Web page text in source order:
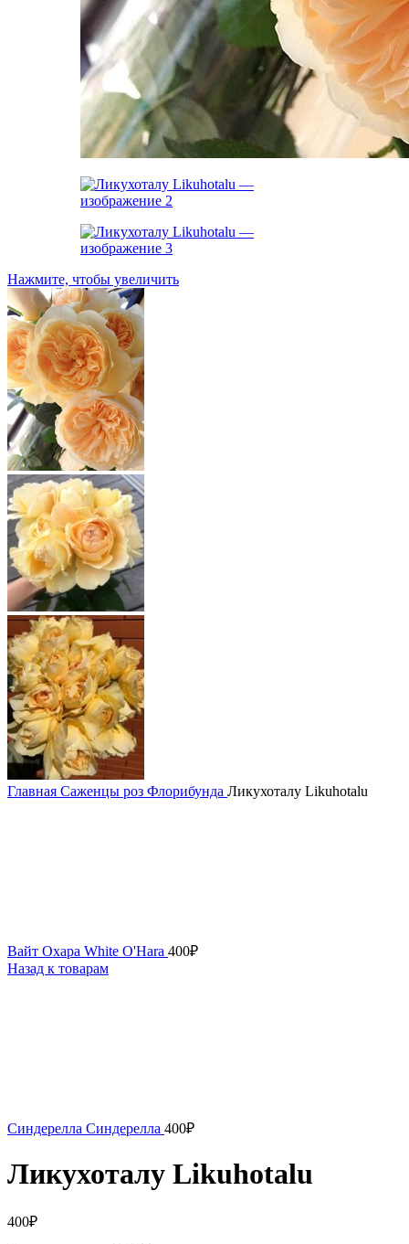
Нажмите, чтобы увеличить
Главная Саженцы роз Флорибунда Ликухоталу Likuhotalu
Вайт Охара White O'Hara 400₽
Назад к товарам
Синдерелла Синдерелла 400₽
Ликухоталу Likuhotalu
400₽